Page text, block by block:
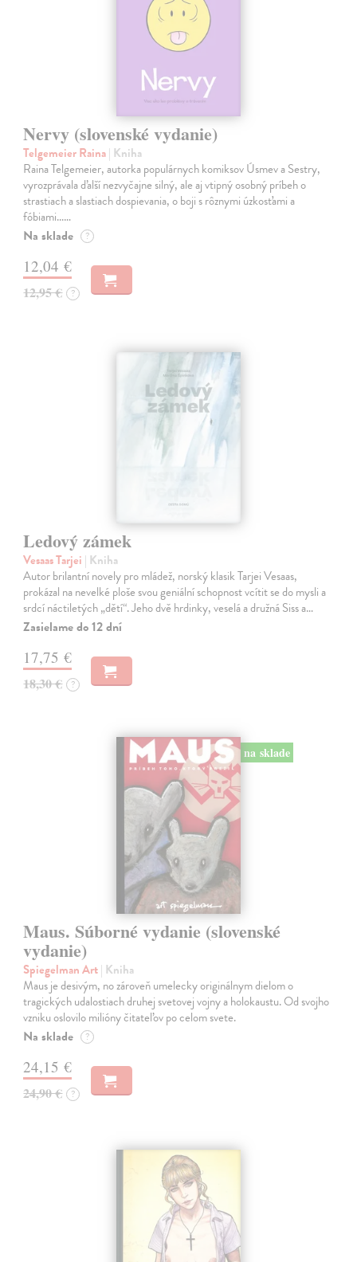
Nervy (slovenské vydanie)
Telgemeier Raina| Kniha
Raina Telgemeier, autorka populárnych komiksov Úsmev a Sestry,
vyrozprávala ďalší nezvyčajne silný, ale aj vtipný osobný príbeh o
strastiach a slastiach dospievania, o boji s rôznymi úzkosťami a
fóbiami...…
Na sklade ?
12,04 €
12,95 € ?
Ledový zámek
Vesaas Tarjei | Kniha
Autor brilantní novely pro mládež, norský klasik Tarjei Vesaas,
prokázal na nevelké ploše svou geniální schopnost vcítit se do mysli a
srdcí náctiletých „dětí“. Jeho dvě hrdinky, veselá a družná Siss a…
Zasielame do 12 dní
17,75 €
18,30 € ?
na sklade
Maus. Súborné vydanie (slovenské
vydanie)
Spiegelman Art| Kniha
Maus je desivým, no zároveň umelecky originálnym dielom o
tragických udalostiach druhej svetovej vojny a holokaustu. Od svojho
vzniku oslovilo milióny čitateľov po celom svete.
Na sklade ?
24,15 €
24,90 € ?